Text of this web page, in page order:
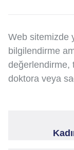
Web sitemizde
bilgilendirme
değerlendirme,
doktora veya